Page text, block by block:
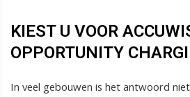
KIEST U VOOR
OPPORTUNITY
In veel gebouwen is het antwoord